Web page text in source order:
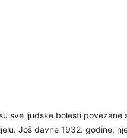
sve ljudske bolesti povezane
Još davne 1932. godine,